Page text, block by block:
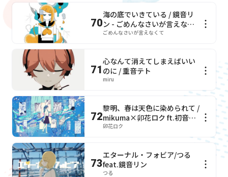
70
海の底でいきている / 鏡音リ
ン - ごめんなさいが言えなく
て
ごめんなさいが言えなくて
71
心なんて消えてしまえばいい
のに / 重音テト
miru
72
黎明、春は天色に染められて /
mikuma×卯花ロク ft.初音ミ
ク
卯花ロク
73
エターナル・フォビア/つる
feat.鏡音リン
つる